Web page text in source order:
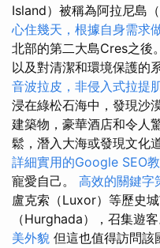
Island）被稱為阿拉尼島
心住幾天，根據自身需求
北部的第二大島Cres之後
以及對清潔和環境保護的
音波拉皮，非侵入式拉提
浸在綠松石海中，發現沙
建築物，豪華酒店和令人
鬆，潛入大海或發現文化
詳細實用的Google SEO
寵愛自己。 高效的關鍵字
盧克索（Luxor）等歷史
（Hurghada），召集遊客
美外貌 但這也值得訪問該